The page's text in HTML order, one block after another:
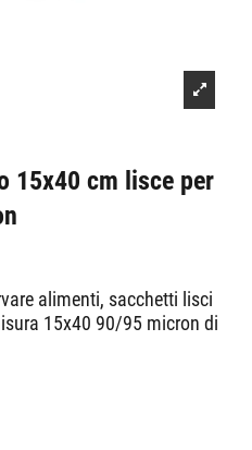
15x40 cm lisce per
alimenti, sacchetti lisci
15x40 90/95 micron di